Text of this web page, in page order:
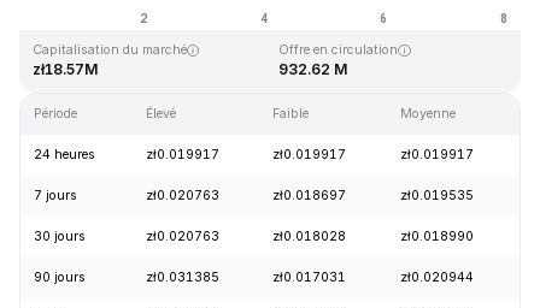
Capitalisation du marché
zł18.57M
Offre en circulation
932.62 M
Période Élevé Faible Moyenne
24 heures zł0.019917 zł0.019917 zł0.019917
7 jours zł0.020763 zł0.018697 zł0.019535
30 jours zł0.020763 zł0.018028 zł0.018990
90 jours zł0.031385 zł0.017031 zł0.020944